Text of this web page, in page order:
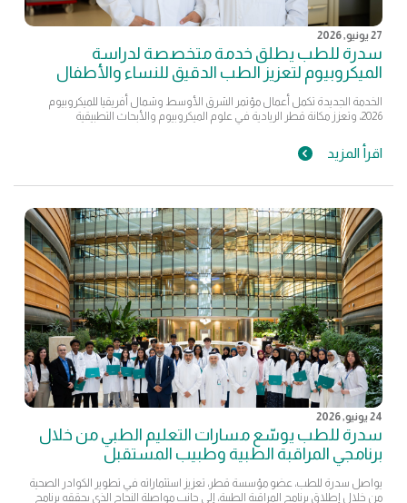
27 يونيو, 2026
سدرة للطب يطلق خدمة متخصصة لدراسة
الميكروبيوم لتعزيز الطب الدقيق للنساء والأطفال
الخدمة الجديدة تكمل أعمال مؤتمر الشرق الأوسط وشمال أفريقيا للميكروبيوم
2026، وتعزز مكانة قطر الريادية في علوم الميكروبيوم والأبحاث التطبيقية
اقرأ المزيد
24 يونيو, 2026
سدرة للطب يوسّع مسارات التعليم الطبي من خلال
برنامجي المراقبة الطبية وطبيب المستقبل
يواصل سدرة للطب، عضو مؤسسة قطر، تعزيز استثماراته في تطوير الكوادر الصحية
من خلال إطلاق برنامج المراقبة الطبية، إلى جانب مواصلة النجاح الذي يحققه برنامج